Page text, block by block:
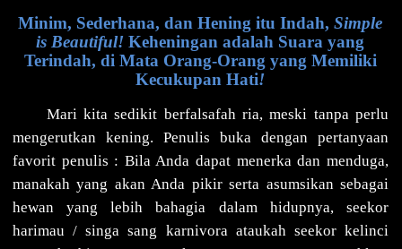
Minim, Sederhana, dan Hening itu Indah,Simple
is Beautiful! Keheningan adalah Suara yang
Terindah, di Mata Orang-Orang yang Memiliki
Kecukupan Hati!
Mari kita sedikit berfalsafah ria, meski tanpa perlu
mengerutkan kening. Penulis buka dengan pertanyaan
favorit penulis : Bila Anda dapat menerka dan menduga,
manakah yang akan Anda pikir serta asumsikan sebagai
hewan yang lebih bahagia dalam hidupnya, seekor
harimau / singa sang karnivora ataukah seekor kelinci